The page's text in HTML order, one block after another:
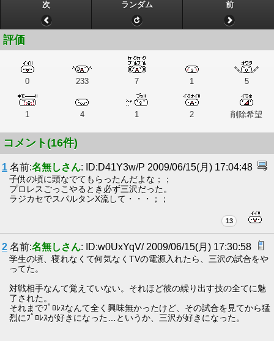
次 ランダム 前
評価
0 233 7 1 5
1 4 1 2 削除希望
コメント(16件)
1 名前:名無しさん: ID:D41Y3w/P 2009/06/15(月) 17:04:48
子供の頃に頭なでてもらったんだよな；；
プロレスごっこやるとき必ず三沢だった。
ラジカセでスパルタンX流して・・・；；
13
2 名前:名無しさん: ID:w0UxYqV/ 2009/06/15(月) 17:30:58
学生の頃、寝れなくて何気なくTVの電源入れたら、三沢の試合をや
ってた。
対戦相手なんて覚えていない。それほど彼の繰り出す技の全てに魅
了された。
それまでﾌﾟﾛﾚｽなんて全く興味無かったけど、その試合を見てから猛
烈にﾌﾟﾛﾚｽが好きになった…というか、三沢が好きになった。